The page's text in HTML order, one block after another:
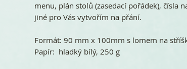
menu, plán stolů (zasedací pořádek), čísla
jiné pro Vás vytvořím na přání.
Formát: 90 mm x 100mm s lomem na
Papír: hladký bílý, 250 g